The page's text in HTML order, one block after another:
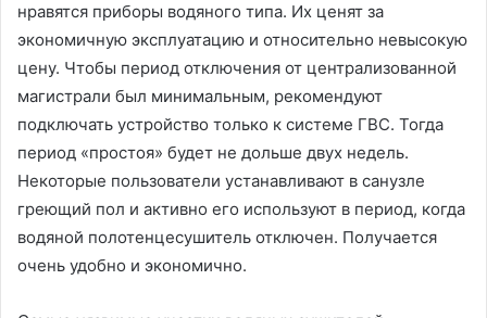
нравятся приборы водяного типа. Их ценят за
экономичную эксплуатацию и относительно невысокую
цену. Чтобы период отключения от централизованной
магистрали был минимальным, рекомендуют
подключать устройство только к системе ГВС. Тогда
период «простоя» будет не дольше двух недель.
Некоторые пользователи устанавливают в санузле
греющий пол и активно его используют в период, когда
водяной полотенцесушитель отключен. Получается
очень удобно и экономично.